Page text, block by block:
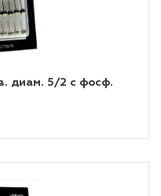
диам. 5/2 с фосф.